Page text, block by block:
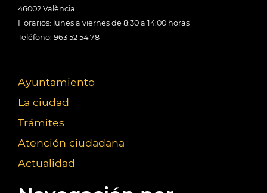
46002 València
Horarios: lunes a viernes de 8:30 a 14:00 horas
Teléfono: 963 52 54 78
Ayuntamiento
La ciudad
Trámites
Atención ciudadana
Actualidad